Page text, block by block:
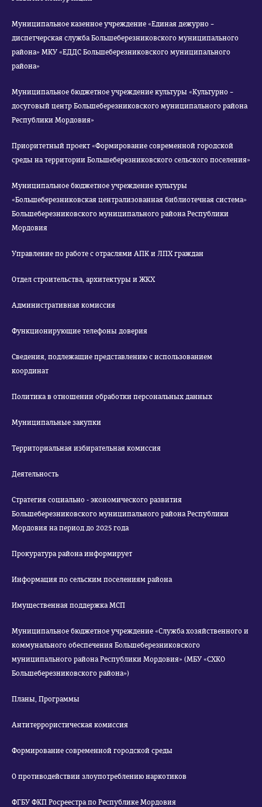
Муниципальное казенное учреждение «Единая дежурно –
диспетчерская служба Большеберезниковского муниципального
района» МКУ «ЕДДС Большеберезниковского муниципального
района»
Муниципальное бюджетное учреждение культуры «Культурно –
досуговый центр Большеберезниковского муниципального района
Республики Мордовия»
Приоритетный проект «Формирование современной городской
среды на территории Большеберезниковского сельского поселения»
Муниципальное бюджетное учреждение культуры
«Большеберезниковская централизованная библиотечная система»
Большеберезниковского муниципального района Республики
Мордовия
Управление по работе с отраслями АПК и ЛПХ граждан
Отдел строительства, архитектуры и ЖКХ
Административная комиссия
Функционирующие телефоны доверия
Сведения, подлежащие представлению с использованием
координат
Политика в отношении обработки персональных данных
Муниципальные закупки
Территориальная избирательная комиссия
Деятельность
Стратегия социально - экономического развития
Большеберезниковского муниципального района Республики
Мордовия на период до 2025 года
Прокуратура района информирует
Информация по сельским поселениям района
Имущественная поддержка МСП
Муниципальное бюджетное учреждение «Служба хозяйственного и
коммунального обеспечения Большеберезниковского
муниципального района Республики Мордовия» (МБУ «СХКО
Большеберезниковского района»)
Планы, Программы
Антитеррористическая комиссия
Формирование современной городской среды
О противодействии злоупотреблению наркотиков
ФГБУ ФКП Росреестра по Республике Мордовия